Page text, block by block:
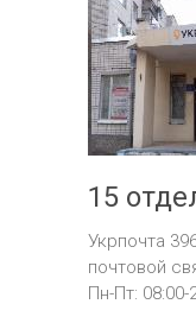
15
Укрпочта
почтовой
Пн-Пт: 08:00-